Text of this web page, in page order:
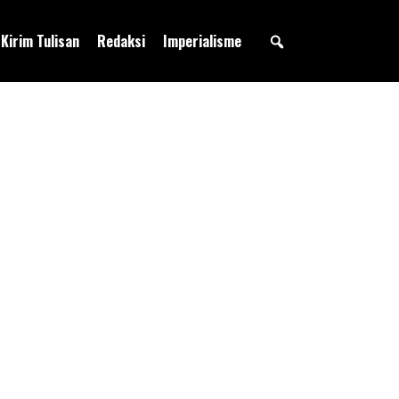
Kirim Tulisan Redaksi Imperialisme